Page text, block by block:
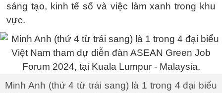
sáng tạo, kinh tế số và việc làm xanh trong khu
vực.
Minh Anh (thứ 4 từ trái sang) là 1 trong 4 đại biểu